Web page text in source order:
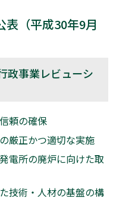
表（平成30年9月
政事業レビューシ
頼の確保
厳正かつ適切な実施
電所の廃炉に向けた取
技術・人材の基盤の構